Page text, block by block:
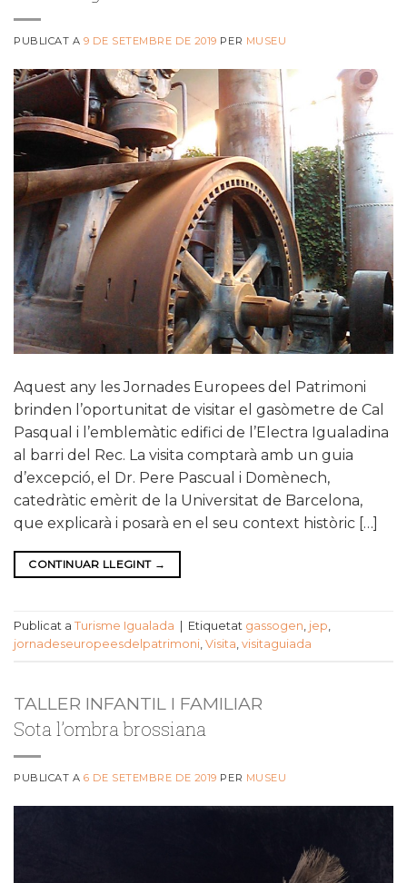
PUBLICAT A9 DE SETEMBRE DE 2019 PER MUSEU
Aquest any les Jornades Europees del Patrimoni
brinden l’oportunitat de visitar el gasòmetre de Cal
Pasqual i l’emblemàtic edifici de l’Electra Igualadina
al barri del Rec. La visita comptarà amb un guia
d’excepció, el Dr. Pere Pascual i Domènech,
catedràtic emèrit de la Universitat de Barcelona,
que explicarà i posarà en el seu context històric […]
CONTINUAR LLEGINT →
Publicat a Turisme Igualada Etiquetat gassogen, jep,
jornadeseuropeesdelpatrimoni, Visita, visitaguiada
TALLER INFANTIL I FAMILIAR
Sota l’ombra brossiana
PUBLICAT A6 DE SETEMBRE DE 2019 PER MUSEU